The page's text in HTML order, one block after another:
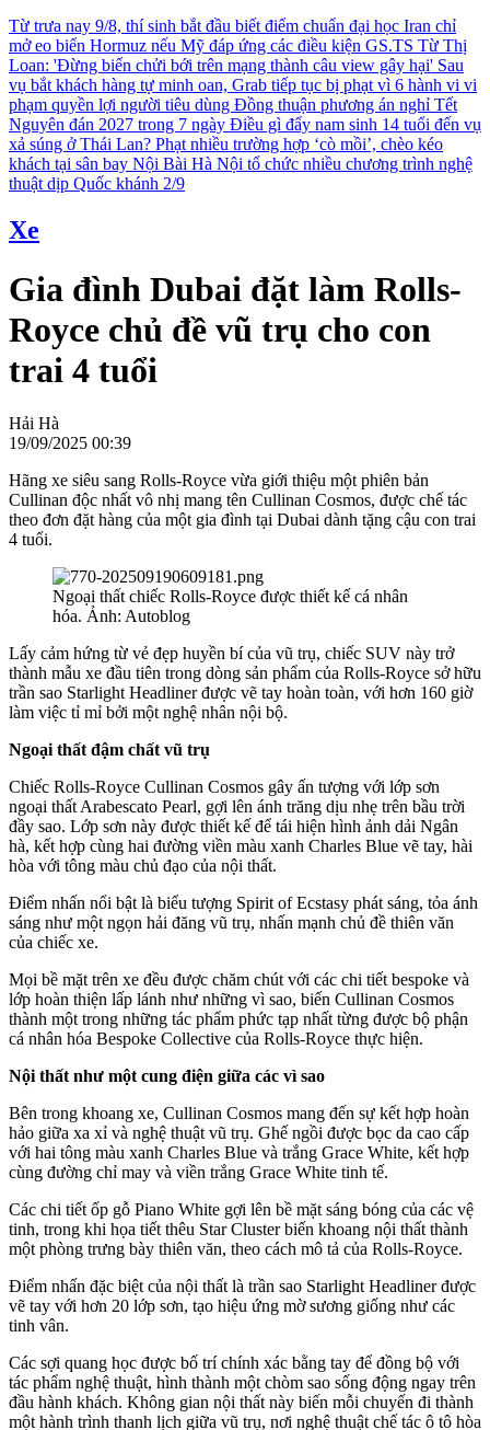
Từ trưa nay 9/8, thí sinh bắt đầu biết điểm chuẩn đại học Iran chỉ
mở eo biển Hormuz nếu Mỹ đáp ứng các điều kiện GS.TS Từ Thị
Loan: 'Đừng biến chửi bới trên mạng thành câu view gây hại' Sau
vụ bắt khách hàng tự minh oan, Grab tiếp tục bị phạt vì 6 hành vi vi
phạm quyền lợi người tiêu dùng Đồng thuận phương án nghỉ Tết
Nguyên đán 2027 trong 7 ngày Điều gì đẩy nam sinh 14 tuổi đến vụ
xả súng ở Thái Lan? Phạt nhiều trường hợp ‘cò mồi’, chèo kéo
khách tại sân bay Nội Bài Hà Nội tổ chức nhiều chương trình nghệ
thuật dịp Quốc khánh 2/9
Xe
Gia đình Dubai đặt làm Rolls-
Royce chủ đề vũ trụ cho con
trai 4 tuổi
Hải Hà
19/09/2025 00:39
Hãng xe siêu sang Rolls-Royce vừa giới thiệu một phiên bản
Cullinan độc nhất vô nhị mang tên Cullinan Cosmos, được chế tác
theo đơn đặt hàng của một gia đình tại Dubai dành tặng cậu con trai
4 tuổi.
Ngoại thất chiếc Rolls-Royce được thiết kế cá nhân
hóa. Ảnh: Autoblog
Lấy cảm hứng từ vẻ đẹp huyền bí của vũ trụ, chiếc SUV này trở
thành mẫu xe đầu tiên trong dòng sản phẩm của Rolls-Royce sở hữu
trần sao Starlight Headliner được vẽ tay hoàn toàn, với hơn 160 giờ
làm việc tỉ mỉ bởi một nghệ nhân nội bộ.
Ngoại thất đậm chất vũ trụ
Chiếc Rolls-Royce Cullinan Cosmos gây ấn tượng với lớp sơn
ngoại thất Arabescato Pearl, gợi lên ánh trăng dịu nhẹ trên bầu trời
đầy sao. Lớp sơn này được thiết kế để tái hiện hình ảnh dải Ngân
hà, kết hợp cùng hai đường viền màu xanh Charles Blue vẽ tay, hài
hòa với tông màu chủ đạo của nội thất.
Điểm nhấn nổi bật là biểu tượng Spirit of Ecstasy phát sáng, tỏa ánh
sáng như một ngọn hải đăng vũ trụ, nhấn mạnh chủ đề thiên văn
của chiếc xe.
Mọi bề mặt trên xe đều được chăm chút với các chi tiết bespoke và
lớp hoàn thiện lấp lánh như những vì sao, biến Cullinan Cosmos
thành một trong những tác phẩm phức tạp nhất từng được bộ phận
cá nhân hóa Bespoke Collective của Rolls-Royce thực hiện.
Nội thất như một cung điện giữa các vì sao
Bên trong khoang xe, Cullinan Cosmos mang đến sự kết hợp hoàn
hảo giữa xa xỉ và nghệ thuật vũ trụ. Ghế ngồi được bọc da cao cấp
với hai tông màu xanh Charles Blue và trắng Grace White, kết hợp
cùng đường chỉ may và viền trắng Grace White tinh tế.
Các chi tiết ốp gỗ Piano White gợi lên bề mặt sáng bóng của các vệ
tinh, trong khi họa tiết thêu Star Cluster biến khoang nội thất thành
một phòng trưng bày thiên văn, theo cách mô tả của Rolls-Royce.
Điểm nhấn đặc biệt của nội thất là trần sao Starlight Headliner được
vẽ tay với hơn 20 lớp sơn, tạo hiệu ứng mờ sương giống như các
tinh vân.
Các sợi quang học được bố trí chính xác bằng tay để đồng bộ với
tác phẩm nghệ thuật, hình thành một chòm sao sống động ngay trên
đầu hành khách. Không gian nội thất này biến mỗi chuyến đi thành
một hành trình thanh lịch giữa vũ trụ, nơi nghệ thuật chế tác ô tô hòa